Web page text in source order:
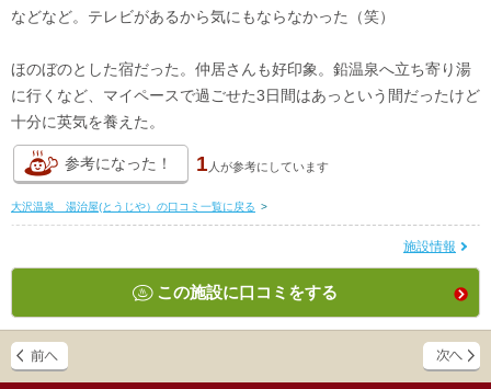
などなど。テレビがあるから気にもならなかった（笑）
ほのぼのとした宿だった。仲居さんも好印象。鉛温泉へ立ち寄り湯
に行くなど、マイペースで過ごせた3日間はあっという間だったけど
十分に英気を養えた。
参考になった！ 1 人が参考にしています
大沢温泉 湯治屋(とうじや）の口コミ一覧に戻る >
施設情報
この施設に口コミをする